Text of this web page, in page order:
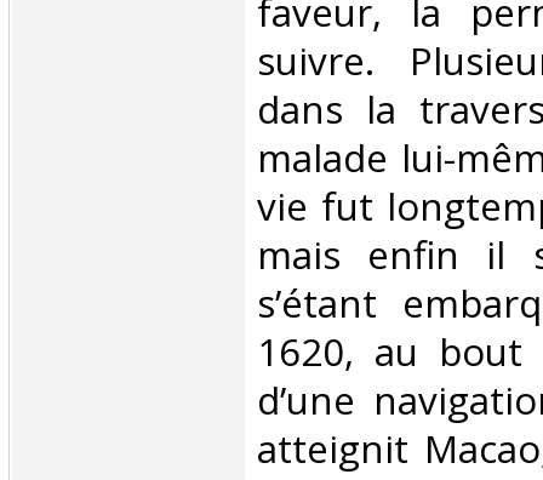
faveur, la
suivre.
dans la
malade lui-
vie fut
mais enfin il
s’étant
1620, au
d’une
atteignit